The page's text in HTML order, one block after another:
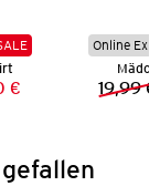
Preis:
Preis:
€
Online
19,99 €